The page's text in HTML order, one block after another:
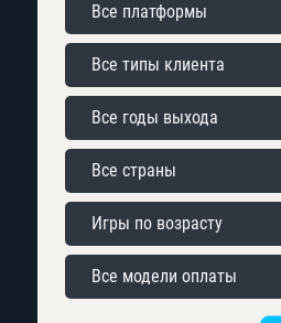
Все платформы
Все типы клиента
Все годы выхода
Все страны
Игры по возрасту
Все модели оплаты